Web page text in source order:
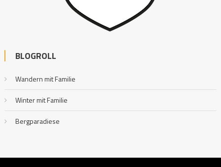
BLOGROLL
Wandern mit Familie
Winter mit Familie
Bergparadiese